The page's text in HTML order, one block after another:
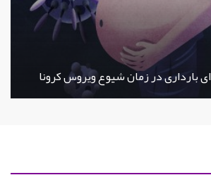
بارداری در زمان شیوع ویروس کرونا